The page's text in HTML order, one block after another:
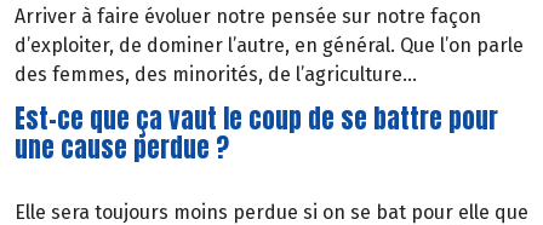
Arriver à faire évoluer notre pensée sur notre façon
d’exploiter, de dominer l’autre, en général. Que l’on parle
des femmes, des minorités, de l’agriculture…
Est-ce que ça vaut le coup de se battre pour
une cause perdue ?
Elle sera toujours moins perdue si on se bat pour elle que